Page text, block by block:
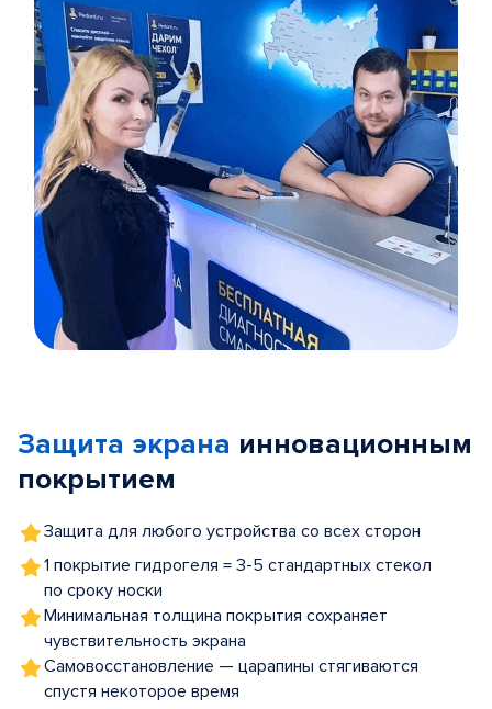
5
Защита экрана инновационным
покрытием
Защита для любого устройства со всех сторон
1 покрытие гидрогеля = 3-5 стандартных стекол
по сроку носки
Минимальная толщина покрытия сохраняет
чувствительность экрана
Самовосстановление — царапины стягиваются
спустя некоторое время